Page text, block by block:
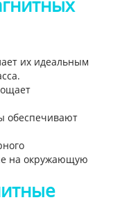
их идеальным
обеспечивают
на окружающую